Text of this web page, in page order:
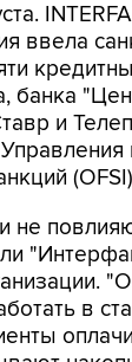
ввела
банка
и
не
в